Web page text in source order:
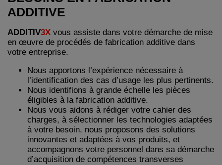
ADDITIVE
ADDITIV3X vous assiste dans votre démarche de mise
en œuvre de procédés de fabrication additive dans
votre entreprise.
Nous apportons l’expérience nécessaire à
l’identification des cas d’usage les plus pertinents.
Nous identifions à grande échelle les pièces
éligibles à la fabrication additive.
Nous vous aidons à rédiger votre cahier des
charges, à sélectionner les technologies adaptées
à votre besoin, nous proposons des solutions
innovantes et adaptées à vos produits, et
accompagnons votre personnel dans sa démarche
d’acquisition de compétences transverses